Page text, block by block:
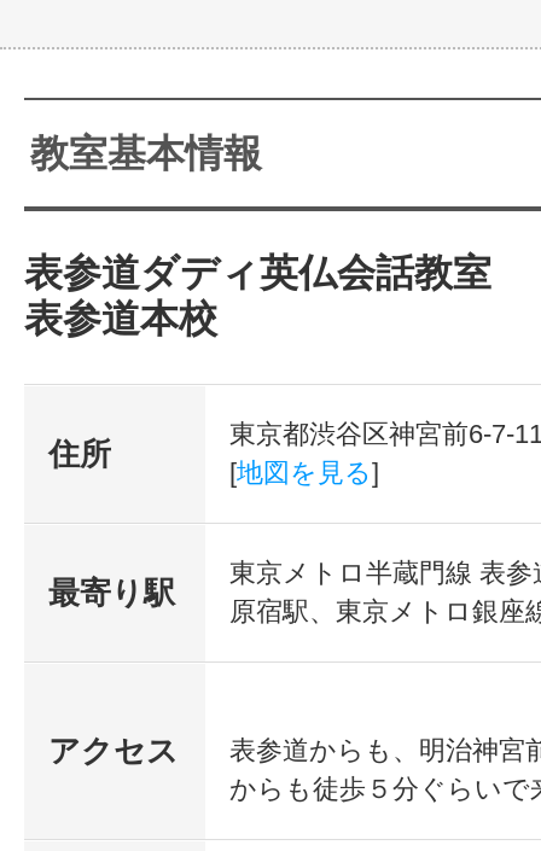
教室基本情報
表参道ダディ英仏会話教室
表参道本校
住所
東京都渋谷区神宮前6-7-
[地図を見る]
最寄り駅
東京メトロ半蔵門線 表
原宿駅、東京メトロ銀座
アクセス
表参道からも、明治神宮
からも徒歩５分ぐらいで